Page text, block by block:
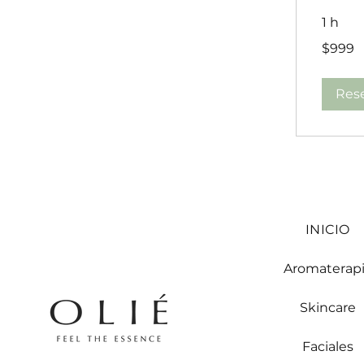
1 h
999
pesos
$999
INICIO
Skincare
Faciales